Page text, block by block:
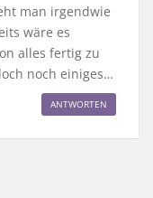
man irgendwie
wäre es
alles fertig zu
noch einiges…
ANTWORTEN